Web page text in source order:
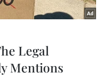
vi gây rối trật tự
Legal
Mentions